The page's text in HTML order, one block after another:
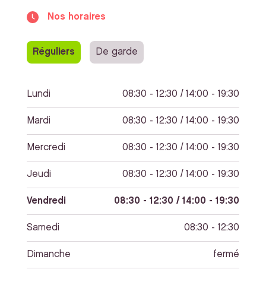
Nos horaires
Réguliers De garde
Lundi 08:30 - 12:30 / 14:00 - 19:30
Mardi 08:30 - 12:30 / 14:00 - 19:30
Mercredi 08:30 - 12:30 / 14:00 - 19:30
Jeudi 08:30 - 12:30 / 14:00 - 19:30
Vendredi 08:30 - 12:30 / 14:00 - 19:30
Samedi 08:30 - 12:30
Dimanche fermé